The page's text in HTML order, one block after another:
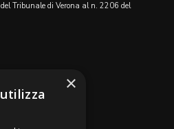
Tribunale di Verona al n. 2206 del
×